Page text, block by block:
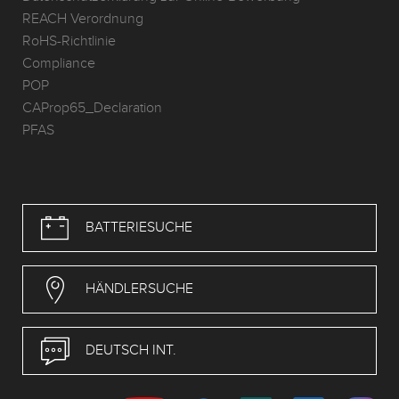
REACH Verordnung
RoHS-Richtlinie
Compliance
POP
CAProp65_Declaration
PFAS
BATTERIESUCHE
HÄNDLERSUCHE
DEUTSCH INT.